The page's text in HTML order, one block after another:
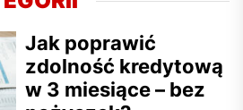
Jak poprawić
zdolność kredytową
w 3 miesiące – bez